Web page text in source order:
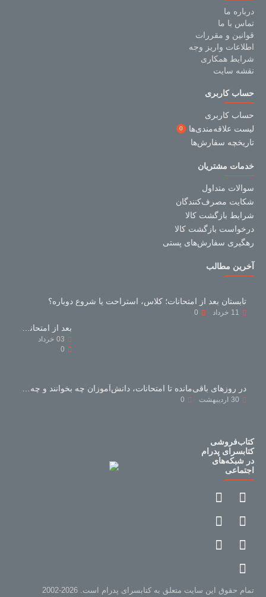
درباره ما
تماس با ما
قوانین و مقررات
اطلاعات واریز وجه
شرایط همکاری
نقشه سایت
حساب کاربری
حساب کاربری
لیست علاقه‌مندی‌ها
0
تاریخچه سفارش‌ها
خدمات مشتریان
سوالات متداول
شکایت مصرف‌کنندگان
شرایط بازگشت کالا
درخواست بازگشت کالا
رهگیری سفارش‌های پستی
آخرین مطالب
تابستان بعد از امتحانات؛ کلاس، استراحت یا شروع دوباره؟
11 خرداد 0
03 خرداد
0
30 اردیبهشت 0
کتاب‌فروشی
کتابسرای پدرام
در شبکه‌های
اجتماعی
تمام حقوق این سایت متعلق به کتابسرای پدرام است. 2026-2002